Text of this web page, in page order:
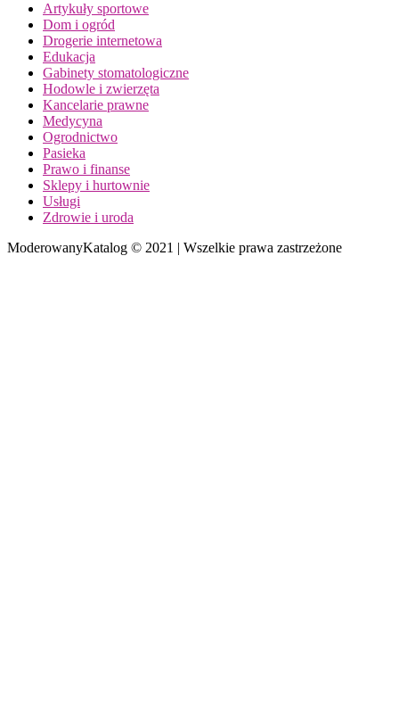
Artykuły sportowe
Dom i ogród
Drogerie internetowa
Edukacja
Gabinety stomatologiczne
Hodowle i zwierzęta
Kancelarie prawne
Medycyna
Ogrodnictwo
Pasieka
Prawo i finanse
Sklepy i hurtownie
Usługi
Zdrowie i uroda
ModerowanyKatalog © 2021 | Wszelkie prawa zastrzeżone